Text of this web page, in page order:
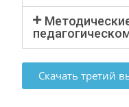
Скачать третий